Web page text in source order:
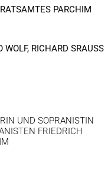
PARCHIM
WOLF, RICHARD SRAUSS
UND SOPRANISTIN
FRIEDRICH